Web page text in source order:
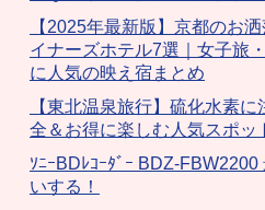
【2025年最新版】京都のお
イナーズホテル7選｜女子旅
に人気の映え宿まとめ
【東北温泉旅行】硫化水素に
全＆お得に楽しむ人気スポッ
ｿﾆｰBDﾚｺｰﾀﾞｰ BDZ-FBW2200
いする！